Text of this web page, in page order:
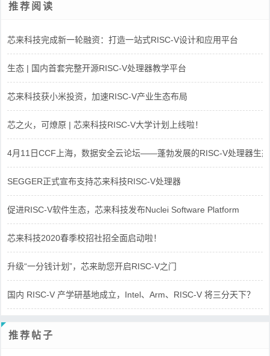
推荐阅读
芯来科技完成新一轮融资：打造一站式RISC-V设计和应用平台
生态 | 国内首套完整开源RISC-V处理器教学平台
芯来科技获小米投资，加速RISC-V产业生态布局
芯之火，可燎原 | 芯来科技RISC-V大学计划上线啦！
4月11日CCF上海，数据安全云论坛——蓬勃发展的RISC-V处理器生态
SEGGER正式宣布支持芯来科技RISC-V处理器
促进RISC-V软件生态，芯来科技发布Nuclei Software Platform
芯来科技2020春季校招社招全面启动啦！
升级“一分钱计划”，芯来助您开启RISC-V之门
国内 RISC-V 产学研基地成立，Intel、Arm、RISC-V 将三分天下？
推荐帖子